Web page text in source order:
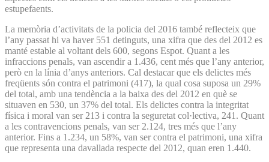
estupefaents.
La memòria d’activitats de la policia del 2016 també reflecteix que
l’any passat hi va haver 551 detinguts, una xifra que des del 2012 es
manté estable al voltant dels 600, segons Espot. Quant a les
infraccions penals, van ascendir a 1.436, cent més que l’any anterior,
però en la línia d’anys anteriors. Cal destacar que els delictes més
freqüents són contra el patrimoni (417), la qual cosa suposa un 29%
del total, amb una tendència a la baixa des del 2012 en què se
situaven en 530, un 37% del total. Els delictes contra la integritat
física i moral van ser 213 i contra la seguretat col·lectiva, 241. Quant
a les contravencions penals, van ser 2.124, tres més que l’any
anterior. Fins a 1.234, un 58%, van ser contra el patrimoni, una xifra
que representa una davallada respecte del 2012, quan eren 1.440.